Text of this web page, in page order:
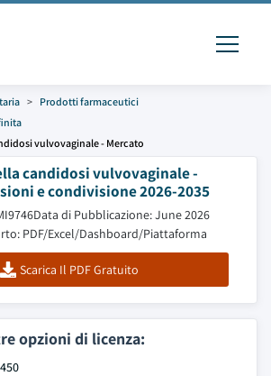
Prodotti farmaceutici
vulvovaginale - Mercato
candidosi vulvovaginale -
e condivisione 2026-2035
Data di Pubblicazione: June 2026
PDF/Excel/Dashboard/Piattaforma
Scarica Il PDF Gratuito
opzioni di licenza: